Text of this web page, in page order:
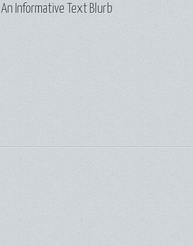
An Informative Text Blurb